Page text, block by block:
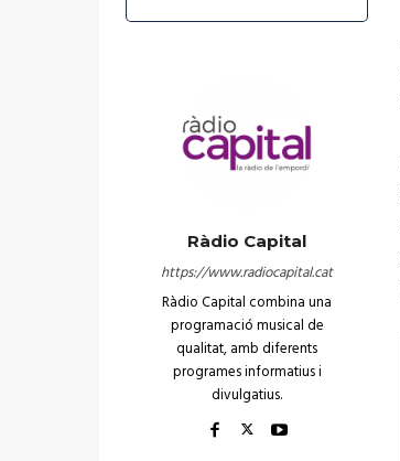
Ràdio Capital
https://www.radiocapital.cat
Ràdio Capital combina una
programació musical de
qualitat, amb diferents
programes informatius i
divulgatius.